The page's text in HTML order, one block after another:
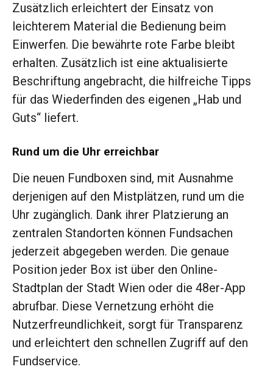
Zusätzlich erleichtert der Einsatz von
leichterem Material die Bedienung beim
Einwerfen. Die bewährte rote Farbe bleibt
erhalten. Zusätzlich ist eine aktualisierte
Beschriftung angebracht, die hilfreiche Tipps
für das Wiederfinden des eigenen „Hab und
Guts“ liefert.
Rund um die Uhr erreichbar
Die neuen Fundboxen sind, mit Ausnahme
derjenigen auf den Mistplätzen, rund um die
Uhr zugänglich. Dank ihrer Platzierung an
zentralen Standorten können Fundsachen
jederzeit abgegeben werden. Die genaue
Position jeder Box ist über den Online-
Stadtplan der Stadt Wien oder die 48er-App
abrufbar. Diese Vernetzung erhöht die
Nutzerfreundlichkeit, sorgt für Transparenz
und erleichtert den schnellen Zugriff auf den
Fundservice.